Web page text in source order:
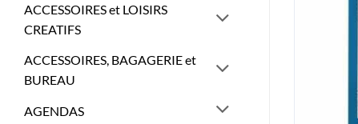
ACCESSOIRES et LOISIRS
CREATIFS
ACCESSOIRES, BAGAGERIE et
BUREAU
AGENDAS